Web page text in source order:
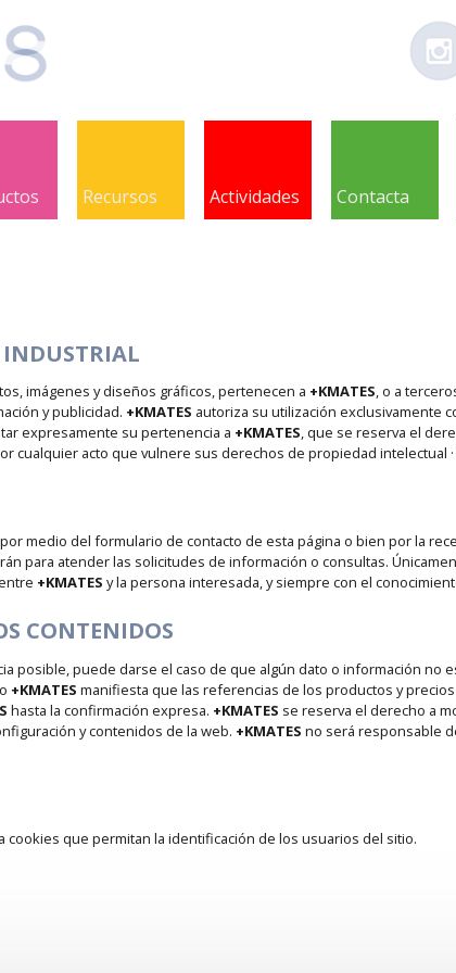
Recursos Actividades Contacta
INDUSTRIAL
imágenes y diseños gráficos, pertenecen a +KMATES, o a
y publicidad. +KMATES autoriza su utilización exclusivamente
expresamente su pertenencia a +KMATES, que se reserva el
cualquier acto que vulnere sus derechos de propiedad intelectual
medio del formulario de contacto de esta página o bien por la
para atender las solicitudes de información o consultas.
+KMATES y la persona interesada, y siempre con el
CONTENIDOS
posible, puede darse el caso de que algún dato o información no
+KMATES manifiesta que las referencias de los productos y
hasta la confirmación expresa. +KMATES se reserva el derecho a
y contenidos de la web. +KMATES no será responsable
cookies que permitan la identificación de los usuarios del sitio.